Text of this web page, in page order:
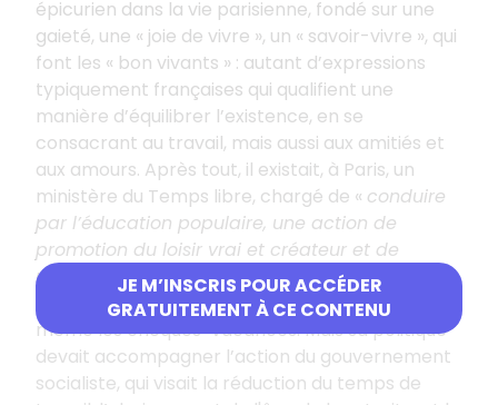
JE M’INSCRIS POUR ACCÉDER
GRATUITEMENT À CE CONTENU
épicurien dans la vie parisienne, fondé sur une
gaieté, une « joie de vivre », un « savoir-vivre », qui
font les « bon vivants » : autant d’expressions
typiquement françaises qui qualifient une
manière d’équilibrer l’existence, en se
consacrant au travail, mais aussi aux amitiés et
aux amours. Après tout, il existait, à Paris, un
ministère du Temps libre, chargé de « conduire
par l’éducation populaire, une action de
promotion du loisir vrai et créateur et de
maîtrise de son temps »… Certes, il fut
éphémère – de 1981 à 1983 – on lui doit tout de
même les chèques-vacances. Mais sa politique
devait accompagner l’action du gouvernement
socialiste, qui visait la réduction du temps de